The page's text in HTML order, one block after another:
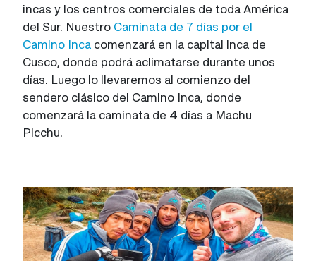
incas y los centros comerciales de toda América
del Sur. Nuestro Caminata de 7 días por el
Camino Inca comenzará en la capital inca de
Cusco, donde podrá aclimatarse durante unos
días. Luego lo llevaremos al comienzo del
sendero clásico del Camino Inca, donde
comenzará la caminata de 4 días a Machu
Picchu.